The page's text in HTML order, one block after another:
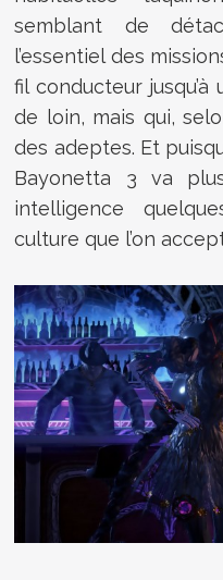
semblant de
l’essentiel des
fil conducteur
de loin, mais qui,
des adeptes. Et
Bayonetta 3 va
intelligence
culture que l’on